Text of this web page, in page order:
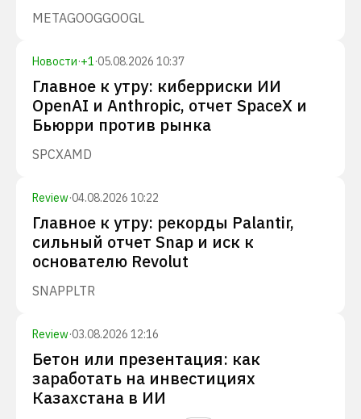
METAGOOGGOOGL
Новости·+1·05.08.2026 10:37
Главное к утру: киберриски ИИ
OpenAI и Anthropic, отчет SpaceX и
Бьюрри против рынка
SPCXAMD
Review·04.08.2026 10:22
Главное к утру: рекорды Palantir,
сильный отчет Snap и иск к
основателю Revolut
SNAPPLTR
Review·03.08.2026 12:16
Бетон или презентация: как
заработать на инвестициях
Казахстана в ИИ